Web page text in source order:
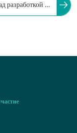
разработкой и